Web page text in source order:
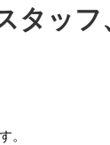
タッフ
。